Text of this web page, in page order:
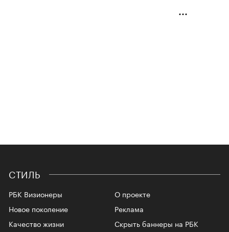
СТИЛЬ
РБК Визионеры
Новое поколение
Качество жизни
О проекте
Реклама
Скрыть баннеры на РБК